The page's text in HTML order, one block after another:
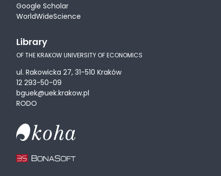
Google Scholar
WorldWideScience
Library
OF THE KRAKOW UNIVERSITY OF ECONOMICS
ul. Rakowicka 27, 31-510 Kraków
12 293-50-09
bguek@uek.krakow.pl
RODO